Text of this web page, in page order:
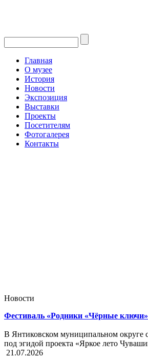
Главная
О музее
История
Новости
Экспозиция
Выставки
Проекты
Посетителям
Фотогалерея
Контакты
Новости
Фестиваль «Родники «Чёрные
В Янтиковском муниципальном округе
под эгидой проекта «Яркое лето
21.07.2026